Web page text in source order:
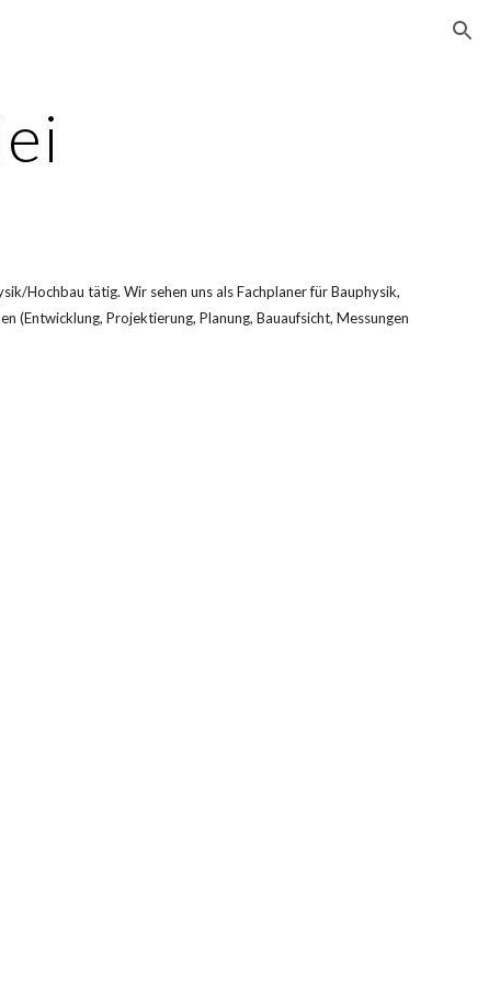
Hochbau tätig. Wir sehen uns als Fachplaner für Bauphysik,
(Entwicklung, Projektierung, Planung, Bauaufsicht, Messungen